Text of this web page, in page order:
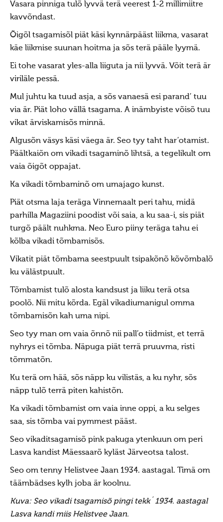
Maausust
Eluring
Ajastaeg
Sirvide koostamisest
Sydakuu
Radokuu
Urbekuu
Mahlakuu
Lehekuu
Pärnakuu
Heinakuu
Põimukuu
Sygiskuu
Porikuu
Liikuvad pyhad
Taarausk
Taarausust
Taarausulistest. Kaupo Deemant
Kirjad
Vasara pinniga tulõ lyvvä terä veerest 1-2 millimiitre
kavvõndast.
Õigõl tsagamisõl piät käsi kynnärpääst liikma, vasarat
käe liikmise suunan hoitma ja sõs terä pääle lyymä.
Ei tohe vasarat yles-alla liiguta ja nii lyvvä. Võit terä är
viriläle pessä.
Mul juhtu ka tuud asja, a sõs vanaesä esi parand’ tuu
via är. Piät loho vällä tsagama. A inämbyiste võisõ tuu
vikat ärviskamisõs minnä.
Algusõn väsys käsi väega är. Seo tyy taht har’otamist.
Päältkaiõn om vikadi tsagaminõ lihtsä, a tegelikult om
vaia õigõt oppajat.
Ka vikadi tõmbaminõ om umajago kunst.
Piät otsma laja teräga Vinnemaalt peri tahu, midä
parhilla Magaziini poodist või saia, a ku saa-i, sis piät
turgõ päält nuhkma. Neo Euro piiny teräga tahu ei
kõlba vikadi tõmbamisõs.
Vikatit piät tõmbama seestpuult tsipakõnõ kõvõmbalõ
ku välästpuult.
Tõmbamist tulõ alosta kandsust ja liiku terä otsa
poolõ. Nii mitu kõrda. Egäl vikadiumanigul omma
tõmbamisõn kah uma nipi.
Seo tyy man om vaia õnnõ nii pall’o tiidmist, et terrä
nyhrys ei tõmba. Näpuga piät terrä pruuvma, risti
tõmmatõn.
Ku terä om hää, sõs näpp ku vilistäs, a ku nyhr, sõs
näpp tulõ terrä piten kahistõn.
Ka vikadi tõmbamist om vaia inne oppi, a ku selges
saa, sis tõmba vai pymmest pääst.
Seo vikaditsagamisõ pink pakuga ytenkuun om peri
Lasva kandist Mäessaarõ kyläst Järveotsa talost.
Seo om tenny Helistvee Jaan 1934. aastagal. Timä om
täämbädses kylh joba är koolnu.
Kuva: Seo vikadi tsagamisõ pingi tekk´ 1934. aastagal
Lasva kandi miis Helistvee Jaan.